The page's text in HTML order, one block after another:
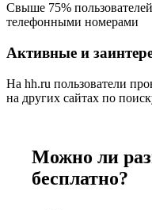
Свыше 75%
телефонными номерами
Активные и
На hh.ru пользователи
на других сайтах по
Можно ли
бесплатно?